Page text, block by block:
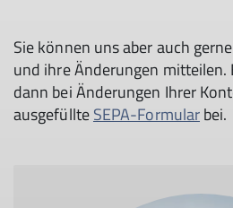
Sie können uns aber auch
und ihre Änderungen mitteilen.
dann bei Änderungen Ihrer
ausgefüllteSEPA-Formularbei.